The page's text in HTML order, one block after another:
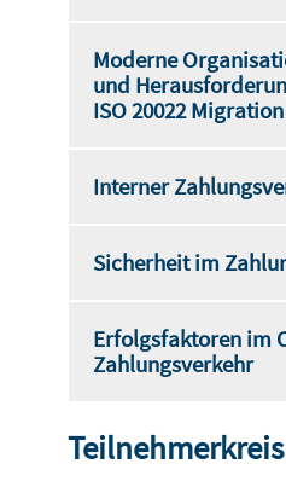
Moderne
und
ISO 20022 Migration
Interner
Sicherheit im
Erfolgsfaktoren im
Zahlungsverkehr
Teilnehmerkreis